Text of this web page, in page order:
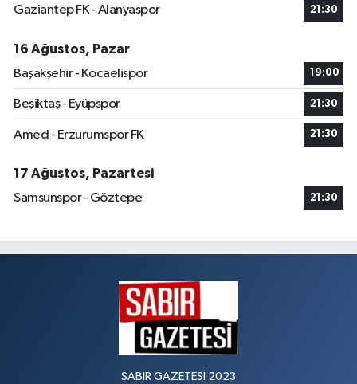
Gaziantep FK - Alanyaspor 21:30
16 Ağustos, Pazar
Başakşehir - Kocaelispor
19:00
Beşiktaş - Eyüpspor 21:30
Amed - Erzurumspor FK 21:30
17 Ağustos, Pazartesi
Samsunspor - Göztepe
21:30
SABIR GAZETESİ 2023